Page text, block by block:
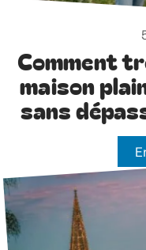
Comment
maison
sans